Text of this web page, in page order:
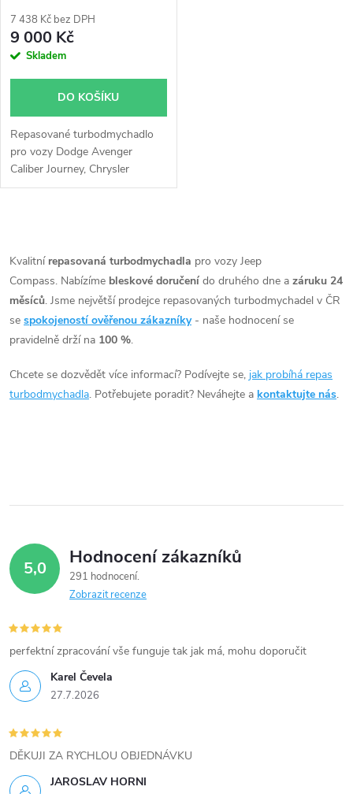
r
o
u
k
ů
r
o
d
u
k
ů
7 438 Kč bez DPH
9 000 Kč
Skladem
DO KOŠÍKU
Repasované turbodmychadlo
pro vozy Dodge Avenger
Caliber Journey, Chrysler
Sebring, Jeep Compass Patriot,
v
l
á
a
v
k
v
ý
p
i
s
Kvalitní repasovaná turbodmychadla pro vozy Jeep
Compass. Nabízíme bleskové doručení do druhého dne a záruku 24
měsíců. Jsme největší prodejce repasovaných turbodmychadel v ČR
se spokojeností ověřenou zákazníky - naše hodnocení se
pravidelně drží na 100 %.
Chcete se dozvědět více informací? Podívejte se, jak probíhá repas
turbodmychadla. Potřebujete poradit? Neváhejte a kontaktujte nás.
5,0 Hodnocení zákazníků
291 hodnocení
Zobrazit recenze
Karel Čevela
27.7.2026
perfektní zpracování vše funguje tak jak má, mohu doporučit
JAROSLAV HORNI
DĚKUJI ZA RYCHLOU OBJEDNÁVKU